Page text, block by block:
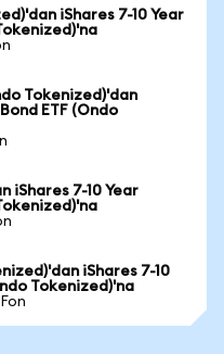
iShares 7-10 Year
Tokenized)'dan
ETF (Ondo
iShares 7-10 Year
iShares 7-10
Tokenized)'na